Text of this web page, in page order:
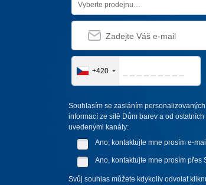
Vyberte prodejnu…
+420
Souhlasím se zasláním
informací ze sítě Dům barev a od
uvedenými kanály:
Ano, kontaktujte mne prosím e-
Ano, kontaktujte mne prosím přes
Svůj souhlas můžete kdykoliv odvolat